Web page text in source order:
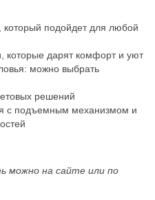
подойдет для любой
которые дарят комфорт и уют
можно выбрать
решений
с подъемным механизмом и
можно на сайте или по